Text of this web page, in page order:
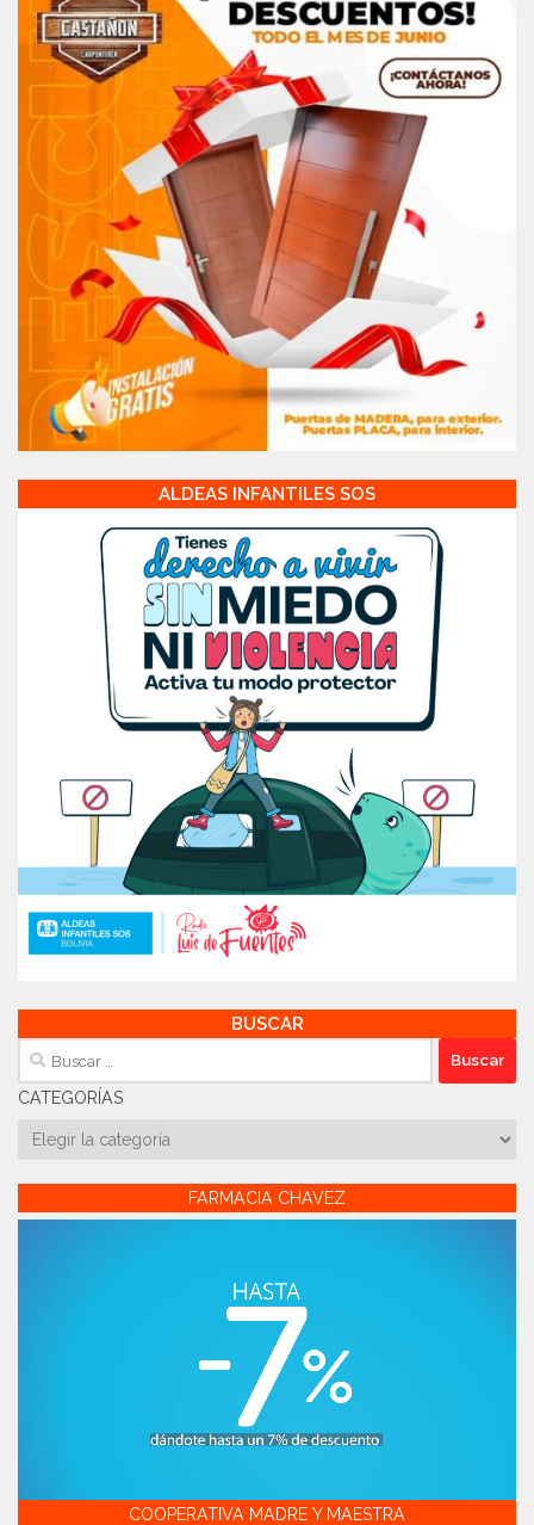
ALDEAS INFANTILES SOS
BUSCAR
Buscar:
CATEGORÍAS
Categorías
FARMACIA CHAVEZ
COOPERATIVA MADRE Y MAESTRA